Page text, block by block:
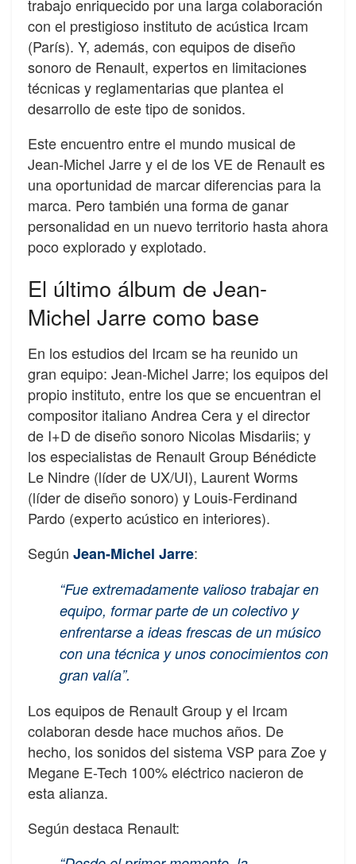
trabajo enriquecido por una larga colaboración
con el prestigioso instituto de acústica Ircam
(París). Y, además, con equipos de diseño
sonoro de Renault, expertos en limitaciones
técnicas y reglamentarias que plantea el
desarrollo de este tipo de sonidos.
Este encuentro entre el mundo musical de
Jean-Michel Jarre y el de los VE de Renault es
una oportunidad de marcar diferencias para la
marca. Pero también una forma de ganar
personalidad en un nuevo territorio hasta ahora
poco explorado y explotado.
El último álbum de Jean-
Michel Jarre como base
En los estudios del Ircam se ha reunido un
gran equipo: Jean-Michel Jarre; los equipos del
propio instituto, entre los que se encuentran el
compositor italiano Andrea Cera y el director
de I+D de diseño sonoro Nicolas Misdariis; y
los especialistas de Renault Group Bénédicte
Le Nindre (líder de UX/UI), Laurent Worms
(líder de diseño sonoro) y Louis-Ferdinand
Pardo (experto acústico en interiores).
Según Jean-Michel Jarre:
“Fue extremadamente valioso trabajar en
equipo, formar parte de un colectivo y
enfrentarse a ideas frescas de un músico
con una técnica y unos conocimientos con
gran valía”.
Los equipos de Renault Group y el Ircam
colaboran desde hace muchos años. De
hecho, los sonidos del sistema VSP para Zoe y
Megane E-Tech 100% eléctrico nacieron de
esta alianza.
Según destaca Renault: